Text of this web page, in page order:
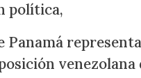
política,
venezolana